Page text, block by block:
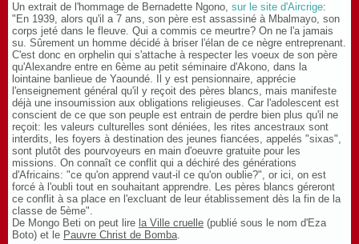
Un extrait de l'hommage de Bernadette Ngono, sur le site d'Aircrige:
"En 1939, alors qu'il a 7 ans, son père est assassiné à Mbalmayo, son
corps jeté dans le fleuve. Qui a commis ce meurtre? On ne l'a jamais
su. Sûrement un homme décidé à briser l'élan de ce nègre entreprenant.
C'est donc en orphelin qui s'attache à respecter les voeux de son père
qu'Alexandre entre en 6ème au petit séminaire d'Akono, dans la
lointaine banlieue de Yaoundé. Il y est pensionnaire, apprécie
l'enseignement général qu'il y reçoit des pères blancs, mais manifeste
déjà une insoumission aux obligations religieuses. Car l'adolescent est
conscient de ce que son peuple est entrain de perdre bien plus qu'il ne
reçoit: les valeurs culturelles sont déniées, les rites ancestraux sont
interdits, les foyers à destination des jeunes fiancées, appelés "sixas",
sont plutôt des pourvoyeurs en main d'oeuvre gratuite pour les
missions. On connaît ce conflit qui a déchiré des générations
d'Africains: "ce qu'on apprend vaut-il ce qu'on oublie?", or ici, on est
forcé à l'oubli tout en souhaitant apprendre. Les pères blancs géreront
ce conflit à sa place en l'excluant de leur établissement dès la fin de la
classe de 5ème".
De Mongo Beti on peut lire la Ville cruelle (publié sous le nom d'Eza
Boto) et le Pauvre Christ de Bomba.